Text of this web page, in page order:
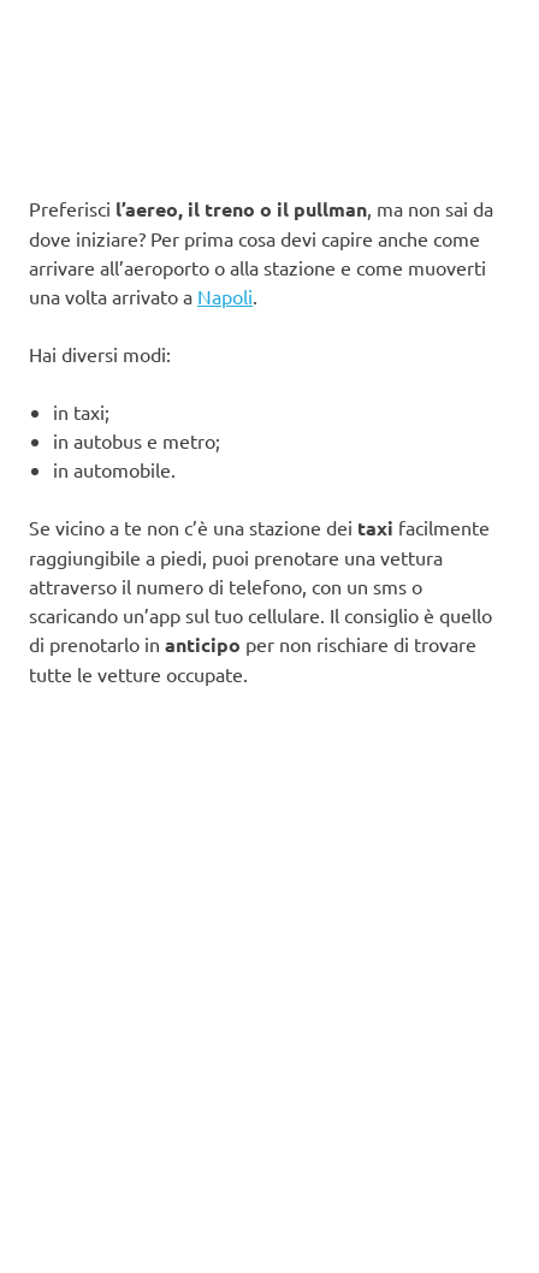
Preferisci l’aereo, il treno o il pullman, ma non sai da
dove iniziare? Per prima cosa devi capire anche come
arrivare all’aeroporto o alla stazione e come muoverti
una volta arrivato a Napoli.
Hai diversi modi:
in taxi;
in autobus e metro;
in automobile.
Se vicino a te non c’è una stazione dei taxi facilmente
raggiungibile a piedi, puoi prenotare una vettura
attraverso il numero di telefono, con un sms o
scaricando un’app sul tuo cellulare. Il consiglio è quello
di prenotarlo in anticipo per non rischiare di trovare
tutte le vetture occupate.